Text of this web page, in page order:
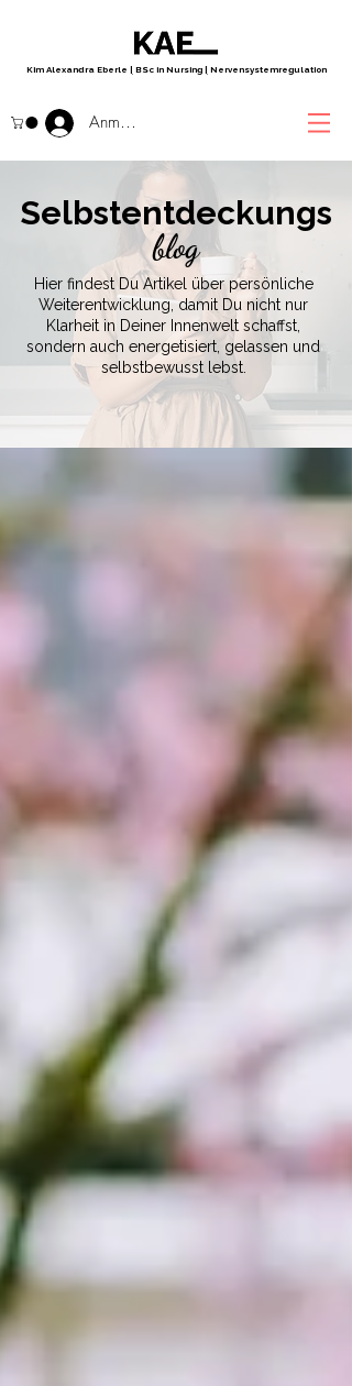
Kim Alexandra Eberle | BSc in Nursing | Nervensystemregulation
Anmelden
Selbstentdeckungs
blog
Hier findest Du Artikel über persönliche
Weiterentwicklung, damit Du nicht nur
Klarheit in Deiner Innenwelt schaffst,
sondern auch energetisiert, gelassen und
selbstbewusst lebst.